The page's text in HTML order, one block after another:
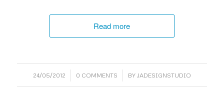
Read more
24/05/2012
/ 0 COMMENTS
/ BY JADESIGNSTUDIO